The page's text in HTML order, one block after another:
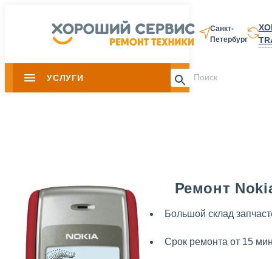
Санкт-
Петербург
УСЛУГИ 8 812 337-
Ремонт
Большой склад
Срок ремонта от 15